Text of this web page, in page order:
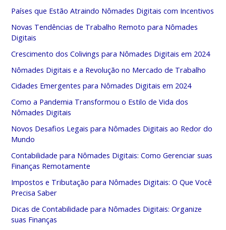
Países que Estão Atraindo Nômades Digitais com Incentivos
Novas Tendências de Trabalho Remoto para Nômades
Digitais
Crescimento dos Colivings para Nômades Digitais em 2024
Nômades Digitais e a Revolução no Mercado de Trabalho
Cidades Emergentes para Nômades Digitais em 2024
Como a Pandemia Transformou o Estilo de Vida dos
Nômades Digitais
Novos Desafios Legais para Nômades Digitais ao Redor do
Mundo
Contabilidade para Nômades Digitais: Como Gerenciar suas
Finanças Remotamente
Impostos e Tributação para Nômades Digitais: O Que Você
Precisa Saber
Dicas de Contabilidade para Nômades Digitais: Organize
suas Finanças